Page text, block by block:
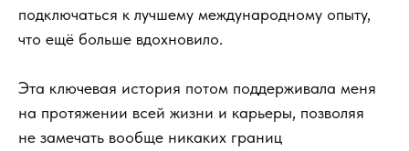
подключаться к лучшему международному опыту,
что ещё больше вдохновило.
Эта ключевая история потом поддерживала меня
на протяжении всей жизни и карьеры, позволяя
не замечать вообще никаких границ